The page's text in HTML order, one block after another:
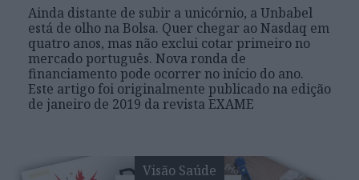
Ainda distante de subir a unicórnio, a Unbabel
está de olho na Bolsa. Quer chegar ao Nasdaq em
quatro anos, mas não exclui cotar primeiro no
mercado português. Nova ronda de
financiamento pode ocorrer no início do ano.
Este artigo foi originalmente publicado na edição
de janeiro de 2019 da revista EXAME
Visão Saúde